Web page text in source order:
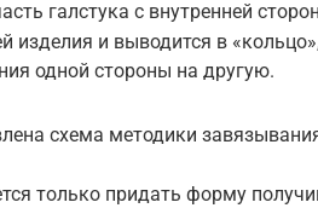
галстука с внутренней
изделия и выводится в
одной стороны на другую.
схема методики
только придать форму